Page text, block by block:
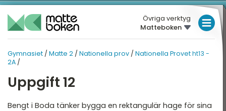
Övriga verktyg
Matteboken
Gymnasiet / Matte 2 / Nationella prov / Nationella Provet ht13 -
2A /
Uppgift 12
Bengt i Boda tänker bygga en rektangulär hage för sina
LÅGSTADIET
MELLANSTADIET
GYMNASIET
GYMNASIET
2
MATTE 2